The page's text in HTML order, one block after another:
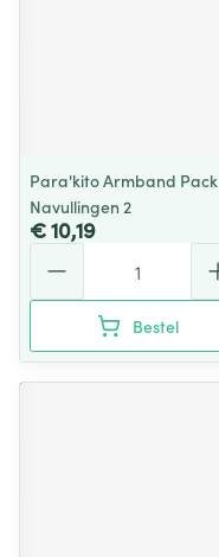
Para'kito Armband Pack
Navullingen 2
€ 10,19
Bestel